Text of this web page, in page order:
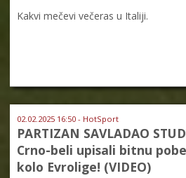
Kakvi mečevi večeras u Italiji.
02.02.2025 16:50 - HotSport
PARTIZAN SAVLADAO
Crno-beli upisali bitnu
kolo Evrolige! (VIDEO)